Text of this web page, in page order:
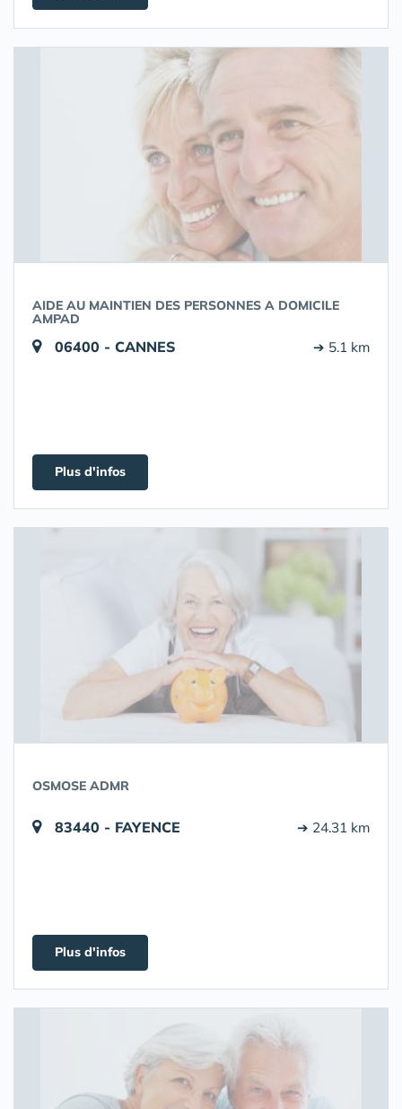
AIDE AU MAINTIEN DES PERSONNES A DOMICILE
AMPAD
06400 - CANNES ➔ 5.1 km
Plus d'infos
OSMOSE ADMR
83440 - FAYENCE ➔ 24.31 km
Plus d'infos